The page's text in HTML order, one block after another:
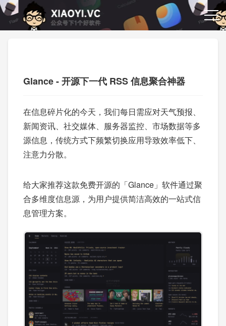
Glance - 开源下一代 RSS 信息聚合神器
在信息碎片化的今天，我们每日需应对天气预报、
新闻资讯、社交媒体、服务器监控、市场数据等多
源信息，传统方式下频繁切换应用导致效率低下、
注意力分散。
给大家推荐这款免费开源的「Glance」软件通过聚
合多维度信息源，为用户提供简洁高效的一站式信
息管理方案。